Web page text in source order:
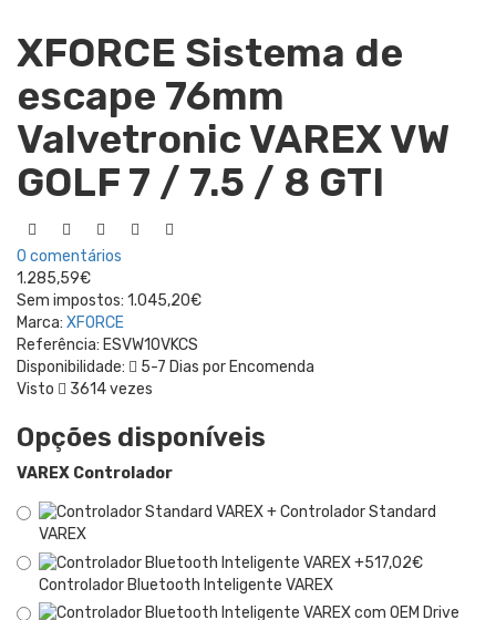
XFORCE Sistema de
escape 76mm
Valvetronic VAREX VW
GOLF 7 / 7.5 / 8 GTI
0 comentários
1.285,59€
Sem impostos: 1.045,20€
Marca: XFORCE
Referência: ESVW10VKCS
Disponibilidade:
5-7 Dias por Encomenda
Visto
3614 vezes
Opções disponíveis
VAREX Controlador
Controlador Standard
VAREX
Controlador Bluetooth Inteligente VAREX